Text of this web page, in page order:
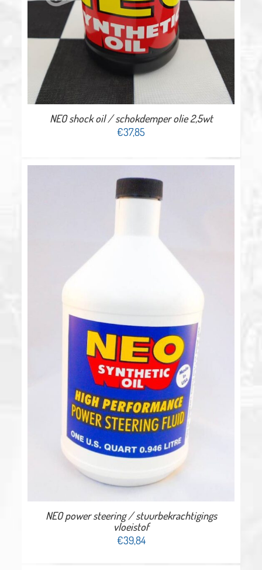
NEO shock oil / schokdemper olie 2,5wt
€37,85
NEO power steering / stuurbekrachtigings
vloeistof
€39,84